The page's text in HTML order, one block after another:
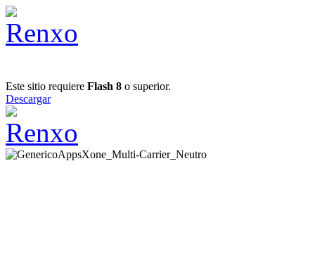
Este sitio requiere Flash 8 o superior.
Descargar